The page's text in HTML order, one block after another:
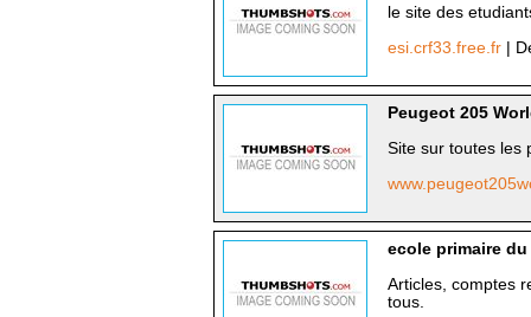
le site des
esi.crf33.free.fr
|
Peugeot 205
Site sur toutes les
ecole primaire
Articles, comptes
tous.